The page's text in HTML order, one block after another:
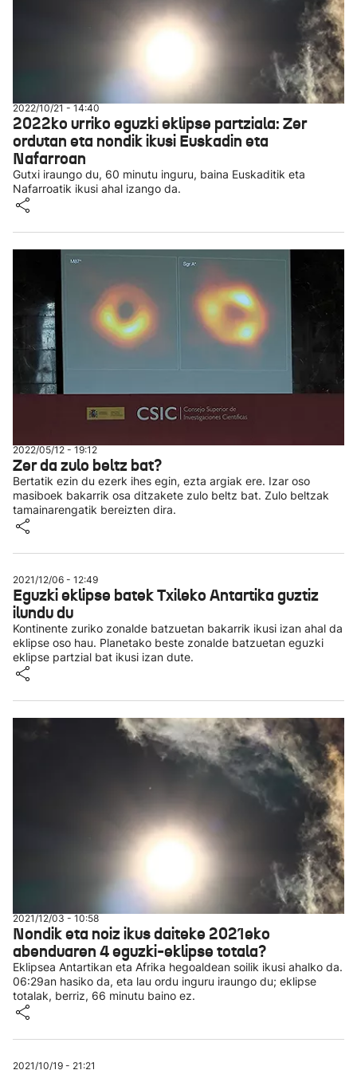
2022/10/21 - 14:40
2022ko urriko eguzki eklipse partziala: Zer
ordutan eta nondik ikusi Euskadin eta
Nafarroan
Gutxi iraungo du, 60 minutu inguru, baina Euskaditik eta
Nafarroatik ikusi ahal izango da.
2022/05/12 - 19:12
Zer da zulo beltz bat?
Bertatik ezin du ezerk ihes egin, ezta argiak ere. Izar oso
masiboek bakarrik osa ditzakete zulo beltz bat. Zulo beltzak
tamainarengatik bereizten dira.
2021/12/06 - 12:49
Eguzki eklipse batek Txileko Antartika guztiz
ilundu du
Kontinente zuriko zonalde batzuetan bakarrik ikusi izan ahal da
eklipse oso hau. Planetako beste zonalde batzuetan eguzki
eklipse partzial bat ikusi izan dute.
2021/12/03 - 10:58
Nondik eta noiz ikus daiteke 2021eko
abenduaren 4 eguzki-eklipse totala?
Eklipsea Antartikan eta Afrika hegoaldean soilik ikusi ahalko da.
06:29an hasiko da, eta lau ordu inguru iraungo du; eklipse
totalak, berriz, 66 minutu baino ez.
2021/10/19 - 21:21